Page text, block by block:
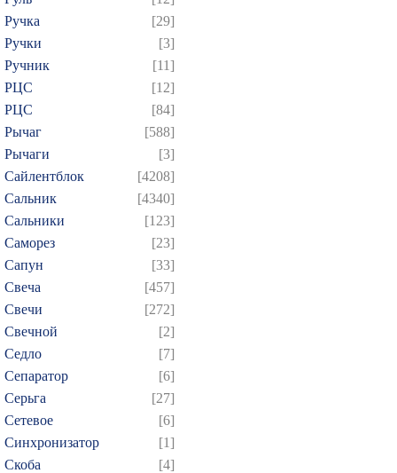
Ручка
[29]
Ручки
[3]
Ручник
[11]
РЦC
[12]
РЦС
[84]
Рычаг
[588]
Рычаги
[3]
Сайлентблок
[4208]
Сальник
[4340]
Сальники
[123]
Саморез
[23]
Сапун
[33]
Свеча
[457]
Свечи
[272]
Свечной
[2]
Седло
[7]
Сепаратор
[6]
Серьга
[27]
Сетевое
[6]
Синхронизатор
[1]
Скоба
[4]